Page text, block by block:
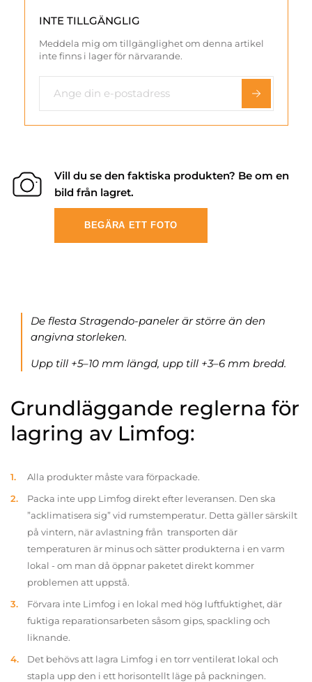
INTE TILLGÄNGLIG
Meddela mig om tillgänglighet om denna artikel
inte finns i lager för närvarande.
Vill du se den faktiska produkten? Be om en
bild från lagret.
BEGÄRA ETT FOTO
De flesta Stragendo-paneler är större än den
angivna storleken.
Upp till +5–10 mm längd, upp till +3–6 mm bredd.
Grundläggande reglerna för
lagring av Limfog:
Alla produkter måste vara förpackade.
Packa inte upp Limfog direkt efter leveransen. Den ska
”acklimatisera sig” vid rumstemperatur. Detta gäller särskilt
på vintern, när avlastning från transporten där
temperaturen är minus och sätter produkterna i en varm
lokal - om man då öppnar paketet direkt kommer
problemen att uppstå.
Förvara inte Limfog i en lokal med hög luftfuktighet, där
fuktiga reparationsarbeten såsom gips, spackling och
liknande.
Det behövs att lagra Limfog i en torr ventilerat lokal och
stapla upp den i ett horisontellt läge på packningen.